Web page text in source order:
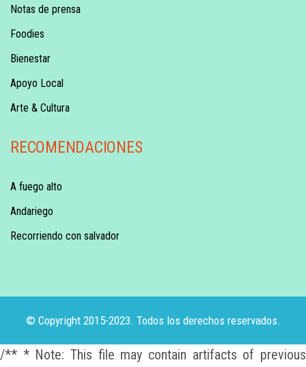
Notas de prensa
Foodies
Bienestar
Apoyo Local
Arte & Cultura
RECOMENDACIONES
A fuego alto
Andariego
Recorriendo con salvador
© Copyright 2015-2023. Todos los derechos reservados.
/** * Note: This file may contain artifacts of previous